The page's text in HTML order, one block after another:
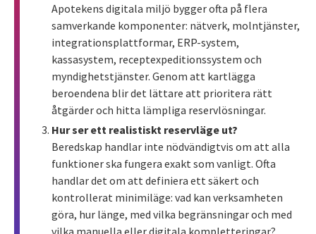
Apotekens digitala miljö bygger ofta på flera
samverkande komponenter: nätverk, molntjänster,
integrationsplattformar, ERP-system,
kassasystem, receptexpeditionssystem och
myndighetstjänster. Genom att kartlägga
beroendena blir det lättare att prioritera rätt
åtgärder och hitta lämpliga reservlösningar.
Hur ser ett realistiskt reservläge ut?
Beredskap handlar inte nödvändigtvis om att alla
funktioner ska fungera exakt som vanligt. Ofta
handlar det om att definiera ett säkert och
kontrollerat minimiläge: vad kan verksamheten
göra, hur länge, med vilka begränsningar och med
vilka manuella eller digitala kompletteringar?